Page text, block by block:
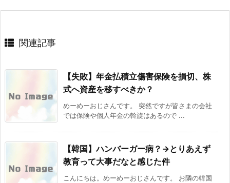
関連記事
【失敗】年金払積立傷害保険を損切、株
式へ資産を移すべきか？
めーめーおじさんです。 突然ですが皆さまの会社
では保険や個人年金の斡旋はあるので ...
【韓国】ハンバーガー病？→とりあえず
教育って大事だなと感じた件
こんにちは。めーめーおじさんです。 お隣の韓国